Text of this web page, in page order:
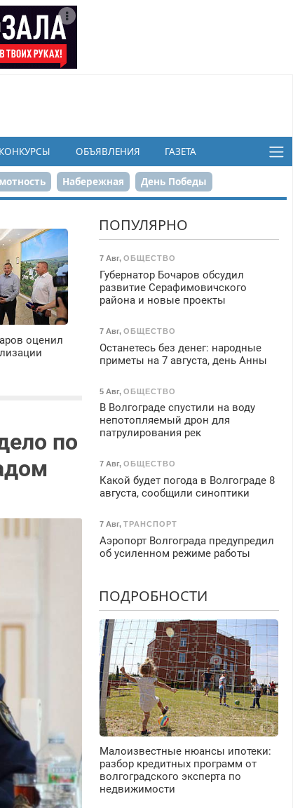
КОНКУРСЫ ОБЪЯВЛЕНИЯ ГАЗЕТА
Набережная День Победы
оценил
по
ПОПУЛЯРНО
7 Авг, ОБЩЕСТВО
Губернатор Бочаров обсудил
развитие Серафимовичского
района и новые проекты
7 Авг, ОБЩЕСТВО
Останетесь без денег: народные
приметы на 7 августа, день Анны
5 Авг, ОБЩЕСТВО
В Волгограде спустили на воду
непотопляемый дрон для
патрулирования рек
7 Авг, ОБЩЕСТВО
Какой будет погода в Волгограде 8
августа, сообщили синоптики
7 Авг, ТРАНСПОРТ
Аэропорт Волгограда предупредил
об усиленном режиме работы
ПОДРОБНОСТИ
Малоизвестные нюансы ипотеки:
разбор кредитных программ от
волгоградского эксперта по
недвижимости